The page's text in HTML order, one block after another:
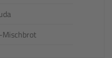
Mischbrot